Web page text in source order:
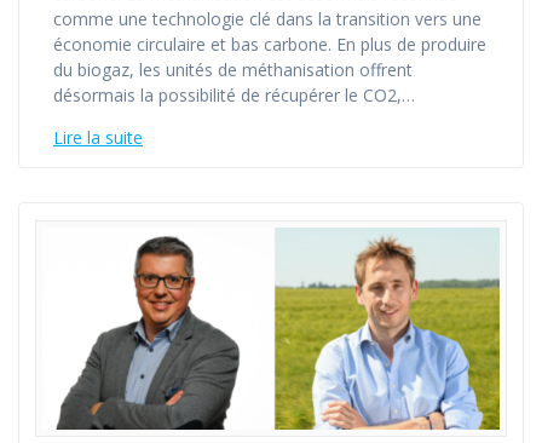
comme une technologie clé dans la transition vers une
économie circulaire et bas carbone. En plus de produire
du biogaz, les unités de méthanisation offrent
désormais la possibilité de récupérer le CO2,…
Lire la suite